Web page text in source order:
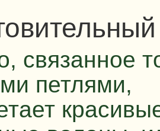
связанное
петлями,